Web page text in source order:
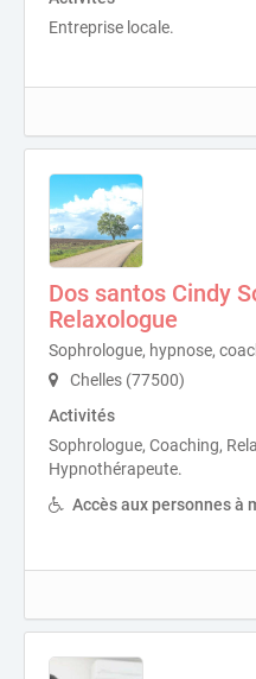
Entreprise locale.
Dos santos Cindy
Relaxologue
Sophrologue, hypnose,
Chelles (77500)
Activités
Sophrologue, Coaching,
Hypnothérapeute.
Accès aux personnes à